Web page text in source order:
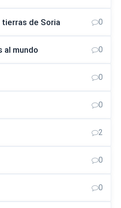
de Soria 0
al mundo 0
0
0
2
0
0